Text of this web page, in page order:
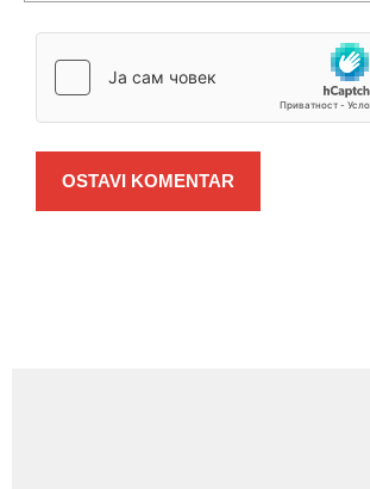
OSTAVI KOMENTAR